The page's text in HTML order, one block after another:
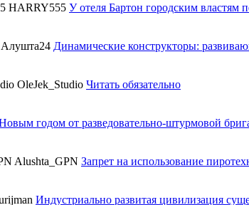
HARRY555 У отеля Бартон городским властям
Алушта24 Динамические конструкторы:
OleJek_Studio Читать обязательно
годом от разведовательно-штурмовой
Alushta_GPN Запрет на использование
Индустриально развитая цивилизация